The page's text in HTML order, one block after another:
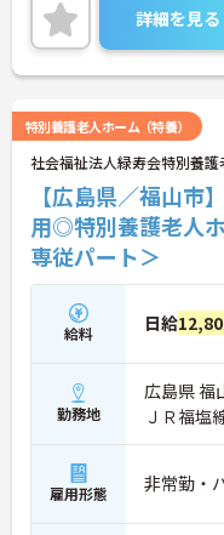
詳細を見る
特別養護老人ホーム（特養）
社会福祉法人緑寿会特別養
【広島県／福山市
用◎特別養護老人
専従パート＞
給料 日給
勤務地
広島県 福
ＪＲ福塩
雇用形態 非常勤・